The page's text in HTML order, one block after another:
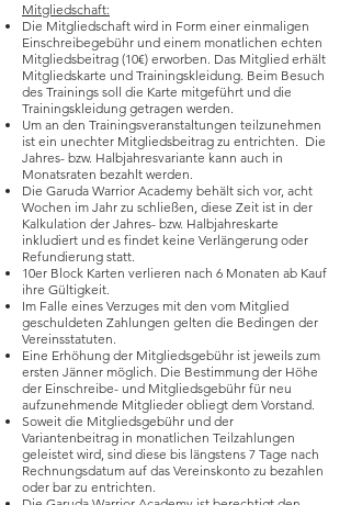
Mitgliedschaft:
Die Mitgliedschaft wird in Form einer einmaligen
Einschreibegebühr und einem monatlichen echten
Mitgliedsbeitrag (10€) erworben. Das Mitglied erhält
Mitgliedskarte und Trainingskleidung. Beim Besuch
des Trainings soll die Karte mitgeführt und die
Trainingskleidung getragen werden.
Um an den Trainingsveranstaltungen teilzunehmen
ist ein unechter Mitgliedsbeitrag zu entrichten. Die
Jahres- bzw. Halbjahresvariante kann auch in
Monatsraten bezahlt werden.
Die Garuda Warrior Academy behält sich vor, acht
Wochen im Jahr zu schließen, diese Zeit ist in der
Kalkulation der Jahres- bzw. Halbjahreskarte
inkludiert und es findet keine Verlängerung oder
Refundierung statt.
10er Block Karten verlieren nach 6 Monaten ab Kauf
ihre Gültigkeit.
Im Falle eines Verzuges mit den vom Mitglied
geschuldeten Zahlungen gelten die Bedingen der
Vereinsstatuten.
Eine Erhöhung der Mitgliedsgebühr ist jeweils zum
ersten Jänner möglich. Die Bestimmung der Höhe
der Einschreibe- und Mitgliedsgebühr für neu
aufzunehmende Mitglieder obliegt dem Vorstand.
Soweit die Mitgliedsgebühr und der
Variantenbeitrag in monatlichen Teilzahlungen
geleistet wird, sind diese bis längstens 7 Tage nach
Rechnungsdatum auf das Vereinskonto zu bezahlen
oder bar zu entrichten.